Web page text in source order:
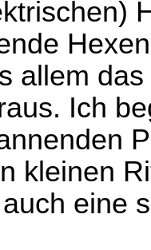
Hexen
allem
Ich
kleinen
eine